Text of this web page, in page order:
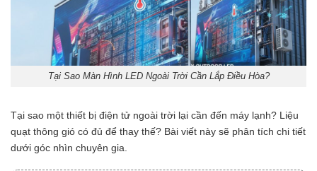
Tại Sao Màn Hình LED Ngoài Trời Cần Lắp Điều Hòa?
Tại sao một thiết bị điện tử ngoài trời lại cần đến máy lạnh? Liệu
quạt thông gió có đủ để thay thế? Bài viết này sẽ phân tích chi tiết
dưới góc nhìn chuyên gia.